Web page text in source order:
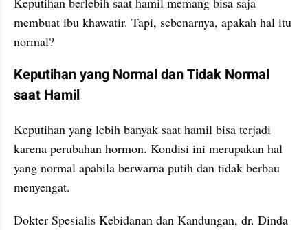
membuat ibu khawatir. Tapi, sebenarnya, apakah hal itu
normal?
Keputihan yang Normal dan Tidak Normal
saat Hamil
Keputihan yang lebih banyak saat hamil bisa terjadi
karena perubahan hormon. Kondisi ini merupakan hal
yang normal apabila berwarna putih dan tidak berbau
menyengat.
Dokter Spesialis Kebidanan dan Kandungan, dr. Dinda